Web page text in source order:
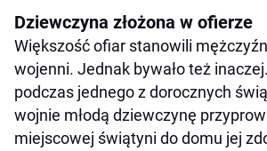
Dziewczyna złożona w ofierze
Większość ofiar stanowili
wojenni. Jednak bywało też
podczas jednego z dorocznych
wojnie młodą dziewczynę
miejscowej świątyni do domu jej